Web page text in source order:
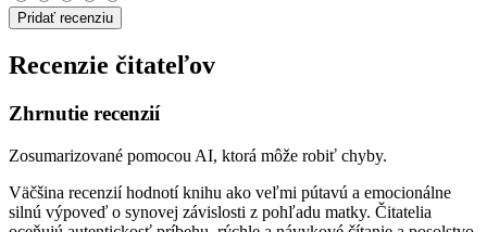
Pridať recenziu
Recenzie čitateľov
Zhrnutie recenzií
Zosumarizované pomocou AI, ktorá môže robiť chyby.
Väčšina recenzií hodnotí knihu ako veľmi pútavú a emocionálne
silnú výpoveď o synovej závislosti z pohľadu matky. Čitatelia